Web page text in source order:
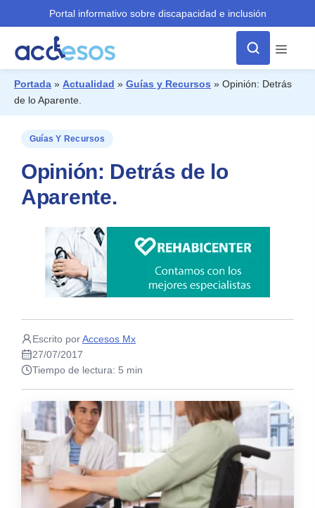
Portal informativo sobre discapacidad e inclusión
Menú
¿Qué buscas?
Portada » Actualidad » Guías y Recursos » Opinión: Detrás
de lo Aparente.
Guías Y Recursos
Opinión: Detrás de lo
Aparente.
Escrito porAccesos Mx
27/07/2017
Tiempo de lectura: 5 min